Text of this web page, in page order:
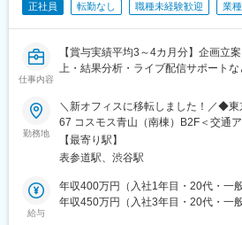
正社員 転勤なし 職種未経験歓迎 業
仕事内容
【賞与実績平均3～4カ月分】企画立
上・結果分析・ライブ配信サポートな
勤務地
＼新オフィスに移転しました！／◆
67 コスモス青山（南棟）B2F＜交通
門線「表参道」駅より徒歩7分■JR「
メトロ「渋谷」駅より徒歩12分※受動
【最寄り駅】
表参道駅、渋谷駅
給与
年収400万円（入社1年目・20代・一般
年収450万円（入社3年目・20代・一般